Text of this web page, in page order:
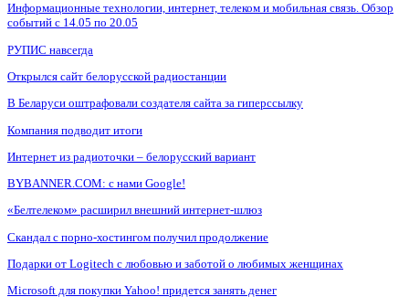
Информационные технологии, интернет, телеком и мобильная связь. Обзор
событий с 14.05 по 20.05
РУПИС навсегда
Открылся сайт белорусской радиостанции
В Беларуси оштрафовали создателя сайта за гиперссылку
Компания подводит итоги
Интернет из радиоточки – белорусский вариант
BYBANNER.COM: c нами Google!
«Белтелеком» расширил внешний интернет-шлюз
Скандал с порно-хостингом получил продолжение
Подарки от Logitech с любовью и заботой о любимых женщинах
Microsoft для покупки Yahoo! придется занять денег